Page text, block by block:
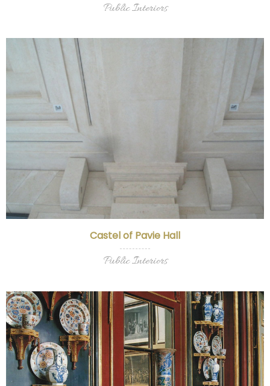
Public Interiors
Castel of Pavie Hall
Public Interiors